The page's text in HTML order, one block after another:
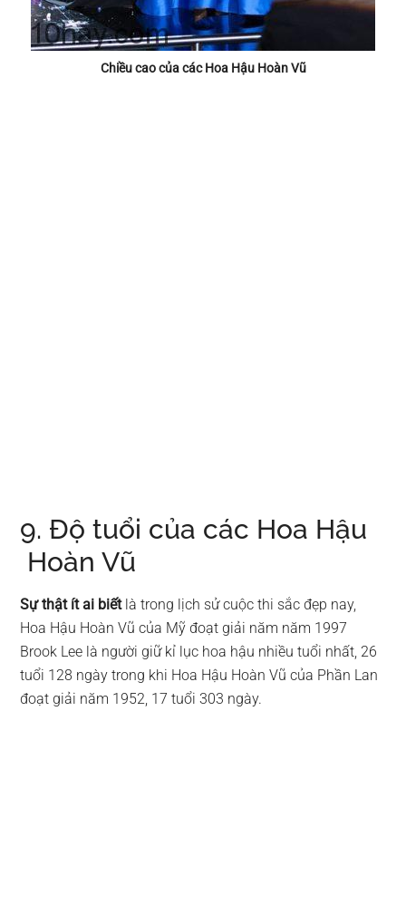
Chiều cao của các Hoa Hậu Hoàn Vũ
9. Độ tuổi của các Hoa Hậu
Hoàn Vũ
Sự thật ít ai biếtlà trong lịch sử cuộc thi sắc đẹp nay,
Hoa Hậu Hoàn Vũ của Mỹ đoạt giải năm năm 1997
Brook Lee là người giữ kỉ lục hoa hậu nhiều tuổi nhất, 26
tuổi 128 ngày trong khi Hoa Hậu Hoàn Vũ của Phần Lan
đoạt giải năm 1952, 17 tuổi 303 ngày.